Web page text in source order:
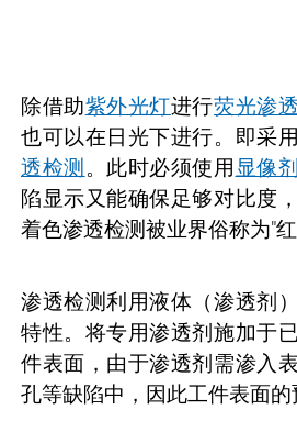
除借助紫外光灯进行荧光渗
也可以在日光下进行。即采
透检测。此时必须使用 显像剂
陷显示又能确保足够对比度
着色渗透检测被业界俗称为"红
渗透检测利用液体（渗透剂
特性。将专用渗透剂施加于
件表面，由于渗透剂需渗入
孔等缺陷中，因此工件表面的